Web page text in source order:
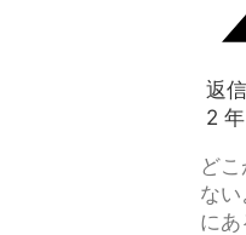
返
2
ど
な
に